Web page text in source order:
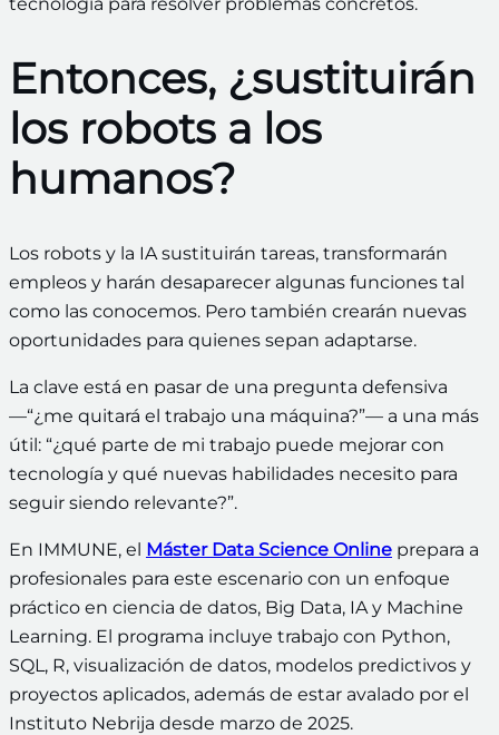
Entonces, ¿sustituirán
los robots a los
humanos?
Los robots y la IA sustituirán tareas, transformarán
empleos y harán desaparecer algunas funciones tal
como las conocemos. Pero también crearán nuevas
oportunidades para quienes sepan adaptarse.
La clave está en pasar de una pregunta defensiva
—“¿me quitará el trabajo una máquina?”— a una más
útil: “¿qué parte de mi trabajo puede mejorar con
tecnología y qué nuevas habilidades necesito para
seguir siendo relevante?”.
En IMMUNE, el Máster Data Science Online prepara a
profesionales para este escenario con un enfoque
práctico en ciencia de datos, Big Data, IA y Machine
Learning. El programa incluye trabajo con Python,
SQL, R, visualización de datos, modelos predictivos y
proyectos aplicados, además de estar avalado por el
Instituto Nebrija desde marzo de 2025.